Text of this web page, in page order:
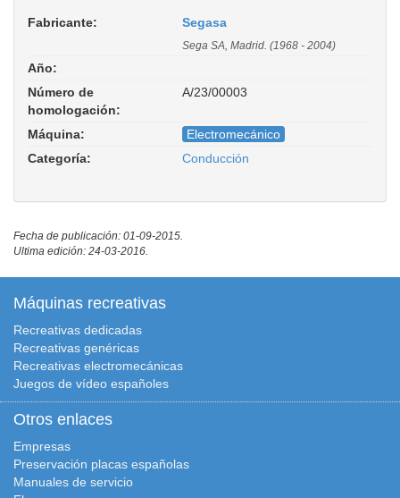
Fabricante: Segasa
Sega SA, Madrid. (1968 - 2004)
Año:
Número de
homologación:
A/23/00003
Máquina:
Electromecánico
Categoría:
Conducción
Fecha de publicación: 01-09-2015.
Ultima edición: 24-03-2016.
Máquinas recreativas
Recreativas dedicadas
Recreativas genéricas
Recreativas electromecánicas
Juegos de vídeo españoles
Otros enlaces
Empresas
Preservación placas españolas
Manuales de servicio